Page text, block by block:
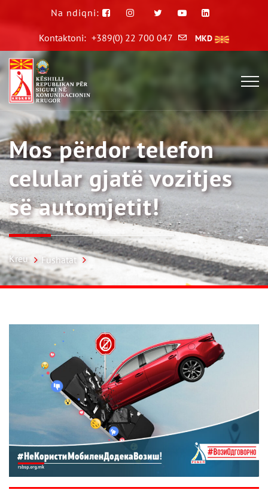
Na ndiqni:
Kontaktoni: +389(0) 22 700 047 MKD
Mos përdor telefon
celular gjatë vozitjes
së automjetit!
Kreu Fushatat